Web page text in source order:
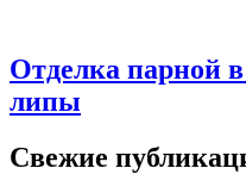
Отделка парной
липы
Свежие